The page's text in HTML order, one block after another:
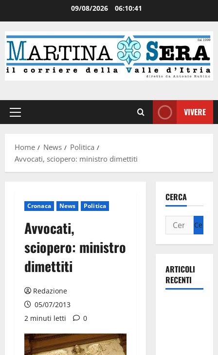
09/08/2026 06:10:41
VIVERE
Home News
Politica
Avvocati, sciopero: ministro dimettiti
Cronaca News Politica
Avvocati,
sciopero: ministro
dimettiti
Redazione
05/07/2013
2 minuti letti
0
CERCA
ARTICOLI
RECENTI